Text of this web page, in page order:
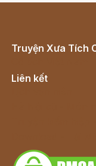
Truyện Xưa Tích
Liên kết